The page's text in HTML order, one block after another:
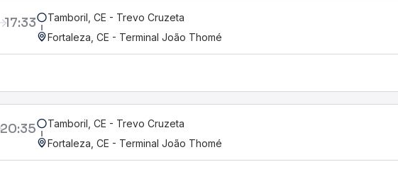
17:33
Tamboril, CE - Trevo Cruzeta
Fortaleza, CE - Terminal João Thomé
20:35
Tamboril, CE - Trevo Cruzeta
Fortaleza, CE - Terminal João Thomé